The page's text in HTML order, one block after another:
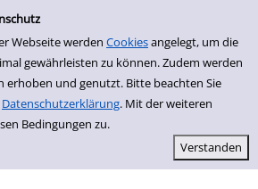
Webseite werden Cookiesangelegt, um die
gewährleisten zu können. Zudem werden
erhoben und genutzt. Bitte beachten Sie
Datenschutzerklärung. Mit der weiteren
Bedingungen zu.